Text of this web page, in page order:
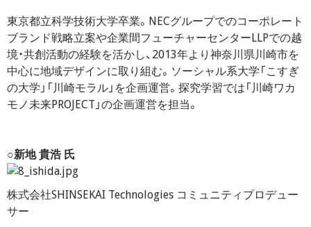
東京都立科学技術大学卒業。NECグループでのコーポレート
ブランド戦略立案や企業間フューチャーセンターLLPでの越
境・共創活動の経験を活かし、2013年より神奈川県川崎市を
中心に地域デザインに取り組む。ソーシャル系大学「こすぎ
の大学」「川崎モラル」を企画運営。探究学習では「川崎ワカ
モノ未来PROJECT」の企画運営を担当。
○新地 貴浩 氏
株式会社SHINSEKAI Technologies コミュニティプロデュー
サー